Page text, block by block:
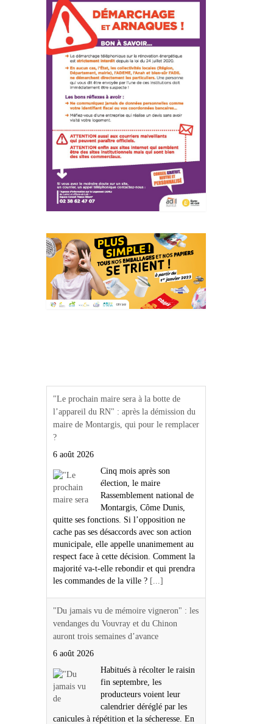
"Le prochain maire sera à la botte de
l’appareil du RN" : après la démission du
maire de Montargis, qui pour le remplacer
?
6 août 2026
Cinq mois après son
élection, le maire
Rassemblement national de
Montargis, Côme Dunis,
quitte ses fonctions. Si l’opposition ne
cache pas ses désaccords avec son action
municipale, elle appelle unanimement au
respect face à cette décision. Comment la
majorité va-t-elle rebondir et qui prendra
les commandes de la ville ? [...]
"Du jamais vu de mémoire vigneron" : les
vendanges du Vouvray et du Chinon
auront trois semaines d’avance
6 août 2026
Habitués à récolter le raisin
fin septembre, les
producteurs voient leur
calendrier déréglé par les
canicules à répétition et la sécheresse. En